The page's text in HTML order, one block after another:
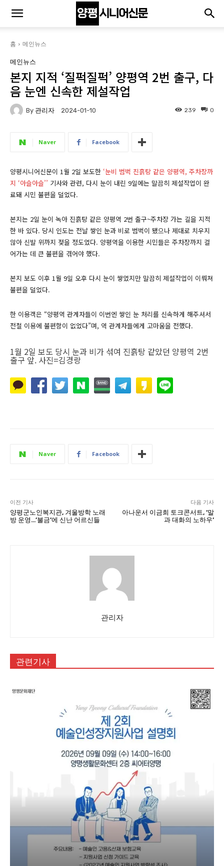
홈 메인뉴스
메인뉴스
본지 지적 ‘질퍽질퍽’ 양평역 2번 출구, 다
음 눈엔 신속한 제설작업
By 관리자 2024-01-10 0
239
Naver Facebook
양평시니어신문이 1월 2일 보도한 ‘눈비 범벅 진흙탕 같은 양평역, 주차장까
지 ‘아슬아슬’’ 기사와 관련, 다시 눈이 내린 9일에는 말끔히 제설작업이 완
료돼 시민 불편을 덜었다.
본지는 2일 눈이 녹아 진흙탕 같은 양평역 2번 출구~주차장 가는 길을 지적
한 바 있다. 당시 인도는 전날 쌓인 눈과 비로 범벅이 됐으나 제대로 치우지
않아 신발 위까지 젖을 정도였다. 양평역을 이용한 시민들은 주차장까지 걸
어가는 데 큰 불편을 겪어야 했다.
본지 보도 이후 1월 9일 오후 다시 눈이 쌓였지만 말끔히 제설작업이 이뤄져
불편을 덜었다.
한 이용객은 “양평역 관계자들이 이번엔 쌓인 눈 처리를 신속하게 해주셔서
전철 이용에 불편함이 없었다”며, 역 관계자들에게 고마움을 전했다.
1월 2일 보도 당시 눈과 비가 섞여 진흙탕 같았던 양평역 2번
출구 앞. 사진=김경랑
Naver Facebook
이전 기사
양평군노인복지관, 겨울방학 노래
방 운영…’불금’에 신난 어르신들
다음 기사
아나운서 이금희 토크콘서트, ‘말
과 대화의 노하우’
관리자
관련기사